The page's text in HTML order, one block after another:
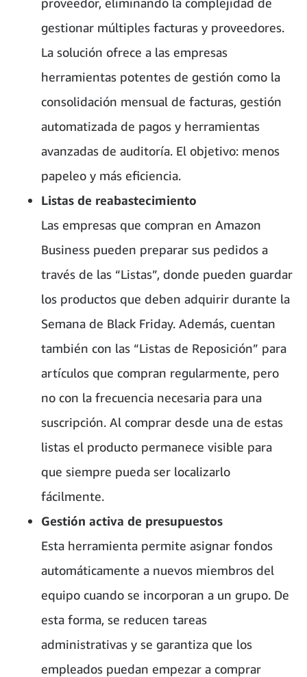
gestionar múltiples facturas y proveedores.
La solución ofrece a las empresas
herramientas potentes de gestión como la
consolidación mensual de facturas, gestión
automatizada de pagos y herramientas
avanzadas de auditoría. El objetivo: menos
papeleo y más eficiencia.
Listas de reabastecimiento
Las empresas que compran en Amazon
Business pueden preparar sus pedidos a
través de las “Listas”, donde pueden guardar
los productos que deben adquirir durante la
Semana de Black Friday. Además, cuentan
también con las “Listas de Reposición” para
artículos que compran regularmente, pero
no con la frecuencia necesaria para una
suscripción. Al comprar desde una de estas
listas el producto permanece visible para
que siempre pueda ser localizarlo
fácilmente.
Gestión activa de presupuestos
Esta herramienta permite asignar fondos
automáticamente a nuevos miembros del
equipo cuando se incorporan a un grupo. De
esta forma, se reducen tareas
administrativas y se garantiza que los
empleados puedan empezar a comprar